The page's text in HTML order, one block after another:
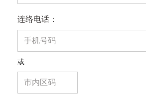
连络电话：
或